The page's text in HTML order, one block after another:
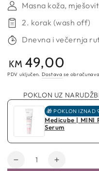
Masna koža,
2. korak (wash off)
Dnevna i večernja
Redovna
cijena
KM 49,00
PDV uključen. Dostava se
POKLON UZ
🎁 POKLON IZNAD
Medicube | MINI
Serum
Količina
Smanji
Povećaj